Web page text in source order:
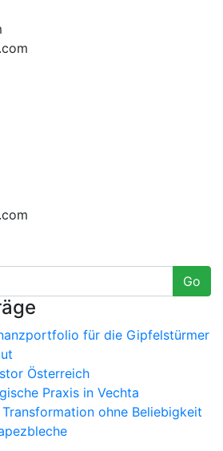
Go
für die Gipfelstürmer
Österreich
Praxis in Vechta
ohne Beliebigkeit